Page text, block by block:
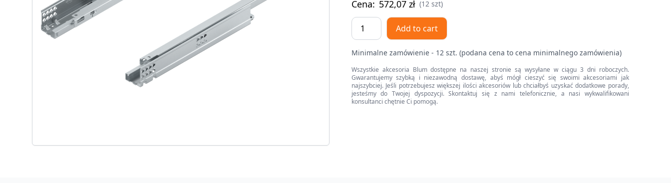
Cena: 572,07 zł (12 szt)
TANDEM
TIP-
Częściowy
wysuw,
Prowadnica,
30
kg,
Add to cart
Minimalne zamówienie - 12 szt. (podana cena to cena minimalnego zamówienia)
Wszystkie akcesoria Blum dostępne na naszej stronie są wysyłane w ciągu 3 dni roboczych.
Gwarantujemy szybką i niezawodną dostawę, abyś mógł cieszyć się swoimi akcesoriami jak
najszybciej. Jeśli potrzebujesz większej ilości akcesoriów lub chciałbyś uzyskać dodatkowe porady,
jesteśmy do Twojej dyspozycji. Skontaktuj się z nami telefonicznie, a nasi wykwalifikowani
konsultanci chętnie Ci pomogą.